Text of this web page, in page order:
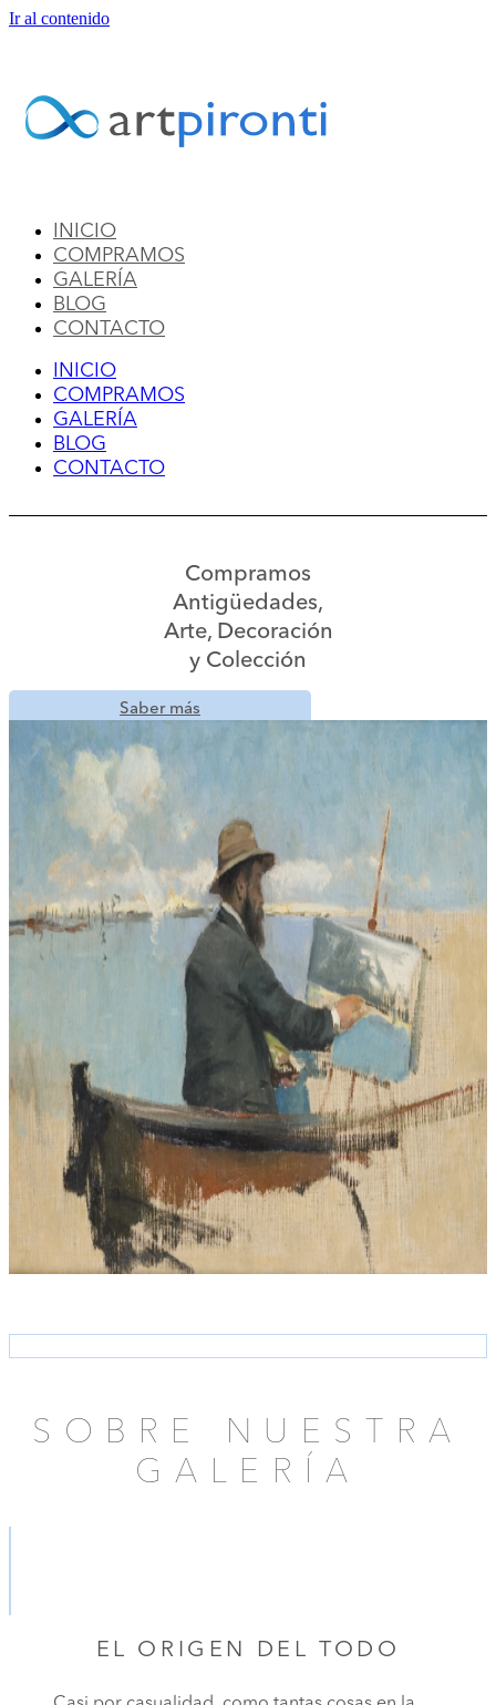
Ir al contenido
INICIO
COMPRAMOS
GALERÍA
BLOG
CONTACTO
INICIO
COMPRAMOS
GALERÍA
BLOG
CONTACTO
Compramos
Antigüedades,
Arte, Decoración
y Colección
Saber más
SOBRE NUESTRA
GALERÍA
EL ORIGEN DEL TODO